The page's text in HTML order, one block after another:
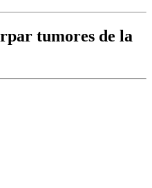
tumores de la